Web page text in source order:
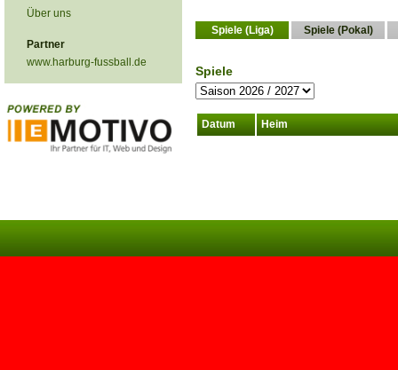
Über uns
Partner
www.harburg-fussball.de
Spiele (Liga) Spiele (Pokal)
Spiele
Datum Heim